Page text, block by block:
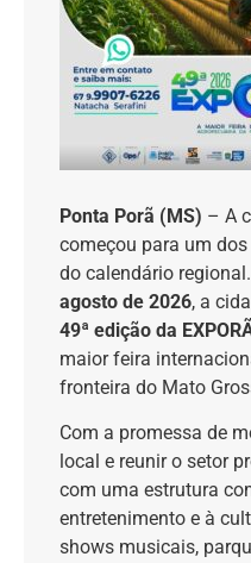
Ponta Porã (MS) – A
começou para um
do calendário
agosto de 2026, a
49ª edição da
maior feira
fronteira do Mato
Com a promessa de
local e reunir o setor
com uma estrutura
entretenimento e à
shows musicais,